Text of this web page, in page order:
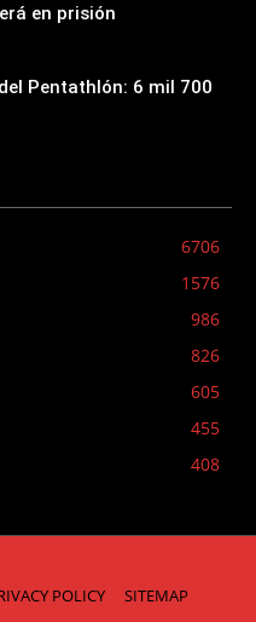
en prisión
Pentathlón: 6 mil 700
6706
1576
986
826
605
455
408
POLICY SITEMAP